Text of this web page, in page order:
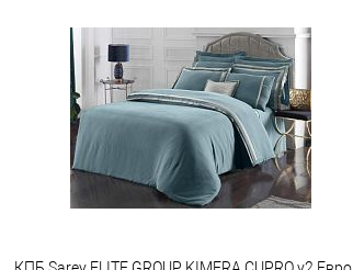
Купить в 1 клик
Сравнение
В избранное
В наличии